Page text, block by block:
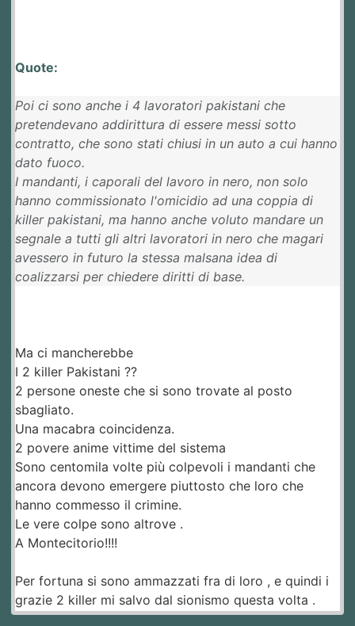
Quote:
Poi ci sono anche i 4 lavoratori pakistani che
pretendevano addirittura di essere messi sotto
contratto, che sono stati chiusi in un auto a cui hanno
dato fuoco.
I mandanti, i caporali del lavoro in nero, non solo
hanno commissionato l'omicidio ad una coppia di
killer pakistani, ma hanno anche voluto mandare un
segnale a tutti gli altri lavoratori in nero che magari
avessero in futuro la stessa malsana idea di
coalizzarsi per chiedere diritti di base.
Ma ci mancherebbe
I 2 killer Pakistani ??
2 persone oneste che si sono trovate al posto
sbagliato.
Una macabra coincidenza.
2 povere anime vittime del sistema
Sono centomila volte più colpevoli i mandanti che
ancora devono emergere piuttosto che loro che
hanno commesso il crimine.
Le vere colpe sono altrove .
A Montecitorio!!!!
Per fortuna si sono ammazzati fra di loro , e quindi i
grazie 2 killer mi salvo dal sionismo questa volta .